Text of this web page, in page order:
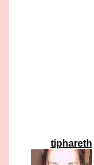
tiphareth